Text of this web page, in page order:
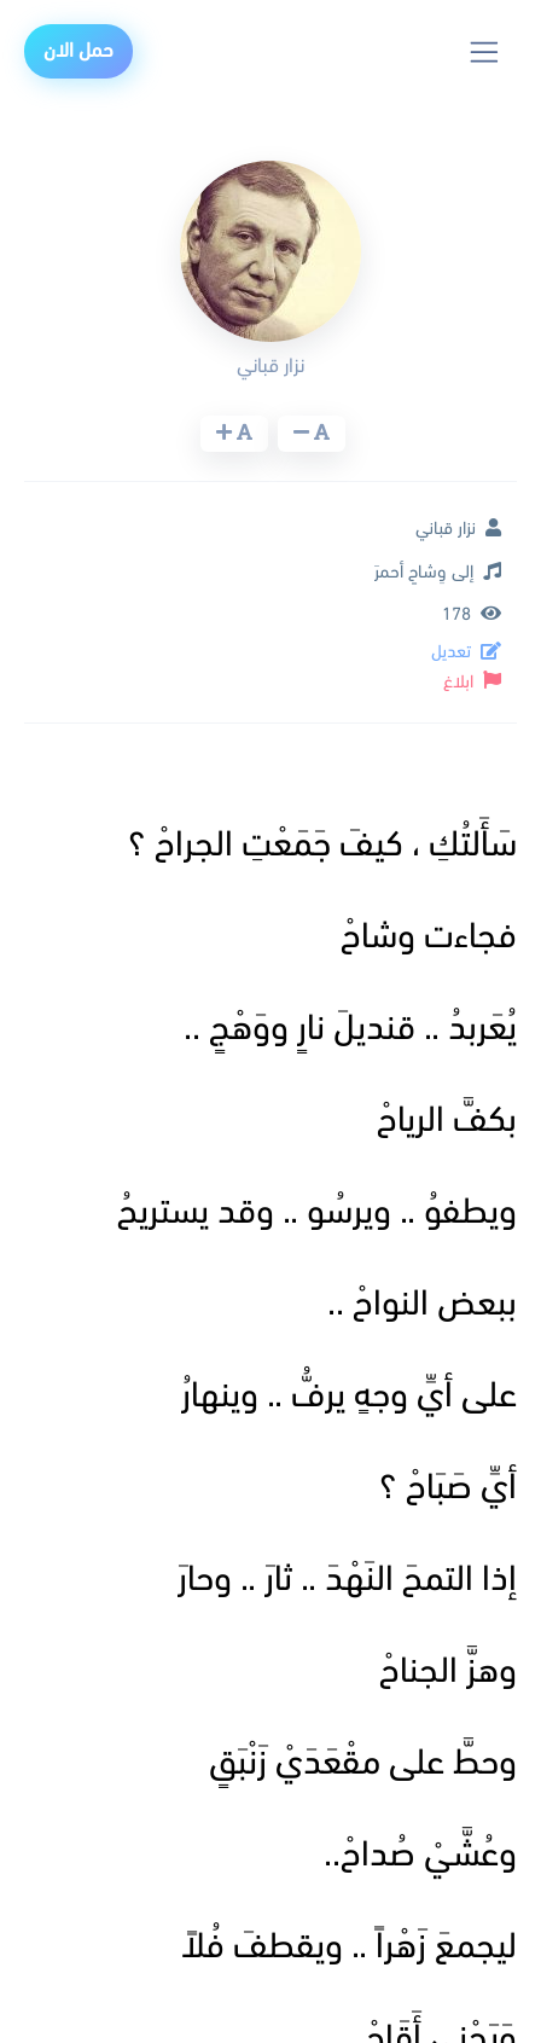
حمل الان
سَأَلتُكِ ، كيفَ جَمَعْتِ الجراحْ ؟
فجاءت وشاحْ
يُعَربدُ .. قنديلَ نارٍ ووَهْجٍ ..
بكفَّ الرياحْ
ويطفوُ .. ويرسُو .. وقد يستريحُ
ببعض النواحْ ..
على أيِّ وجهٍ يرفُّ .. وينهارُ
أيِّ صَبَاحْ ؟
إذا التمحَ النَهْدَ .. ثارَ .. وحارَ
وهزَّ الجناحْ
وحطَّ على مقْعَدَيْ زَنْبَقٍ
وعُشَّيْ صُداحْ..
ليجمعَ زَهْراً .. ويقطفَ فُلاً
نزار قباني
نزار قباني
إلى وِشاحٍ أحمرَ
178
تعديل
ابلاغ